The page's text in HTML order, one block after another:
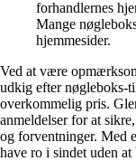
forhandlernes
Mange
hjemmesider.
Ved at være
udkig efter nøgleboks-
overkommelig pris.
anmeldelser for at
og forventninger. Med
have ro i sindet uden